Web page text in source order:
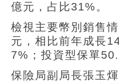
億元，占比31%。
檢視主要幣別銷售
元，相比前年成長
7%；投資型保單
保險局副局長張玉